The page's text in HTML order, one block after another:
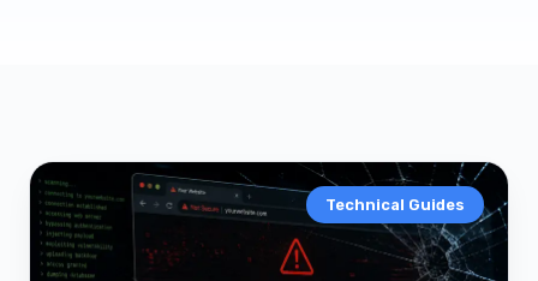
Technical Guides